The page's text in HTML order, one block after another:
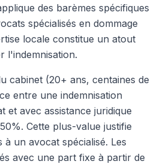
des barèmes spécifiques
spécialisés en dommage
locale constitue un atout
l'indemnisation.
cabinet (20+ ans, centaines de
entre une indemnisation
et avec assistance juridique
Cette plus-value justifie
un avocat spécialisé. Les
avec une part fixe à partir de